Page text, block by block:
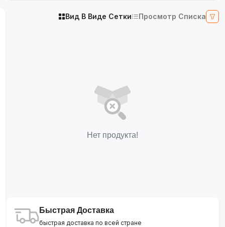
Вид В Виде Сетки Просмотр Списка
Нет продукта!
Быстрая Доставка
быстрая доставка по всей стране